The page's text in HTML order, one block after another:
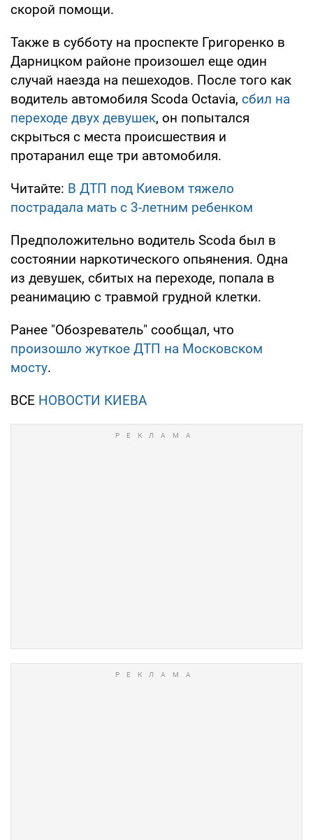
скорой помощи.
Также в субботу на проспекте Григоренко в
Дарницком районе произошел еще один
случай наезда на пешеходов. После того как
водитель автомобиля Scoda Octavia, сбил на
переходе двух девушек, он попытался
скрыться с места происшествия и
протаранил еще три автомобиля.
Читайте: В ДТП под Киевом тяжело
пострадала мать с 3-летним ребенком
Предположительно водитель Scoda был в
состоянии наркотического опьянения. Одна
из девушек, сбитых на переходе, попала в
реанимацию c травмой грудной клетки.
Ранее "Обозреватель" сообщал, что
произошло жуткое ДТП на Московском
мосту.
ВСЕ НОВОСТИ КИЕВА